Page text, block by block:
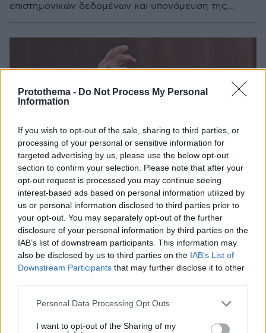
Protothema - Do Not Process My Personal
Information
If you wish to opt-out of the sale, sharing to third parties, or
processing of your personal or sensitive information for
targeted advertising by us, please use the below opt-out
section to confirm your selection. Please note that after your
opt-out request is processed you may continue seeing
interest-based ads based on personal information utilized by
us or personal information disclosed to third parties prior to
your opt-out. You may separately opt-out of the further
disclosure of your personal information by third parties on the
IAB’s list of downstream participants. This information may
also be disclosed by us to third parties on the IAB’s List of
Downstream Participants that may further disclose it to other
Please note that this website/app uses one or more Google
not limited to your visit or usage behaviour. You may click to
Personal Data Processing Opt Outs
I want to opt-out of the Sharing of my
επιστημονικών δεδομένων και υπονόμευση της
Ο Αμερικανός υπουργός Υγείας Κένεντι Τζούνιορ
επιτέθηκε στα μεγάλα ιατρικά περιοδικά: «Είναι όλα